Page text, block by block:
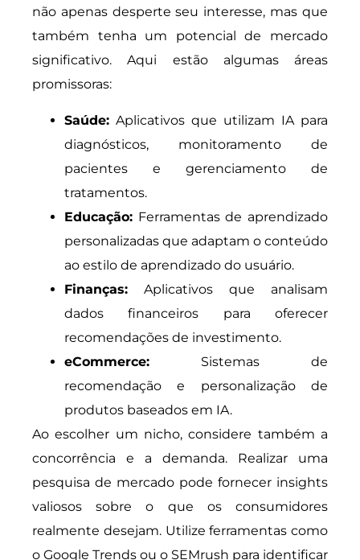
não apenas desperte seu interesse, mas que
também tenha um potencial de mercado
significativo. Aqui estão algumas áreas
promissoras:
Saúde: Aplicativos que utilizam IA para
diagnósticos, monitoramento de
pacientes e gerenciamento de
tratamentos.
Educação: Ferramentas de aprendizado
personalizadas que adaptam o conteúdo
ao estilo de aprendizado do usuário.
Finanças: Aplicativos que analisam
dados financeiros para oferecer
recomendações de investimento.
eCommerce: Sistemas de
recomendação e personalização de
produtos baseados em IA.
Ao escolher um nicho, considere também a
concorrência e a demanda. Realizar uma
pesquisa de mercado pode fornecer insights
valiosos sobre o que os consumidores
realmente desejam. Utilize ferramentas como
o Google Trends ou o SEMrush para identificar